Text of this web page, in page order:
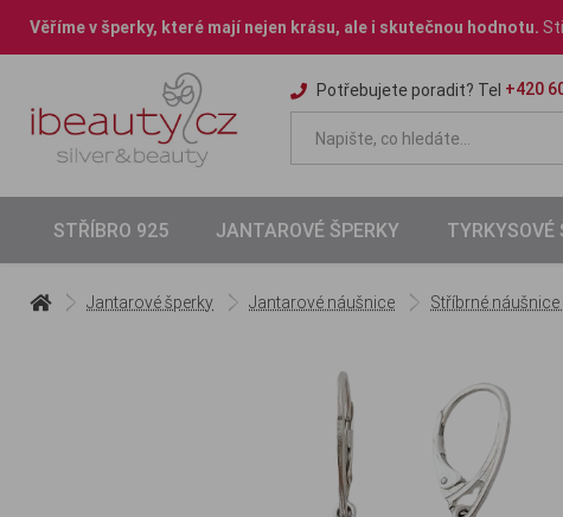
Věříme v šperky, které mají nejen krásu, ale i skutečnou hodnotu.
Potřebujete poradit? Tel +420
STŘÍBRO 925 JANTAROVÉ ŠPERKY TYRKYSOVÉ
Jantarové šperky Jantarové náušnice Stříbrné